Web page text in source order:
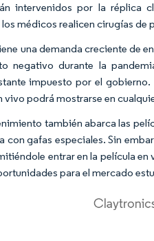
intervenidos por la réplica
médicos realicen cirugías de
una demanda creciente de
negativo durante la
impuesto por el
podrá mostrarse en
también abarca las
con gafas especiales. Sin
entrar en la película
para el mercado